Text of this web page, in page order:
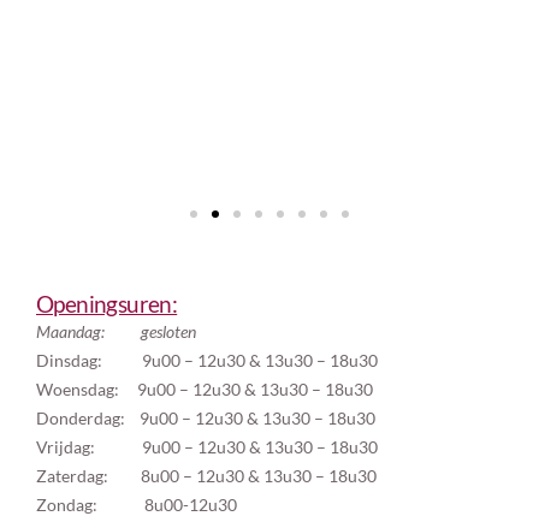
Openingsuren:
Maandag: gesloten
Dinsdag: 9u00 – 12u30 & 13u30 – 18u30
Woensdag: 9u00 – 12u30 & 13u30 – 18u30
Donderdag: 9u00 – 12u30 & 13u30 – 18u30
Vrijdag: 9u00 – 12u30 & 13u30 – 18u30
Zaterdag: 8u00 – 12u30 & 13u30 – 18u30
Zondag: 8u00-12u30